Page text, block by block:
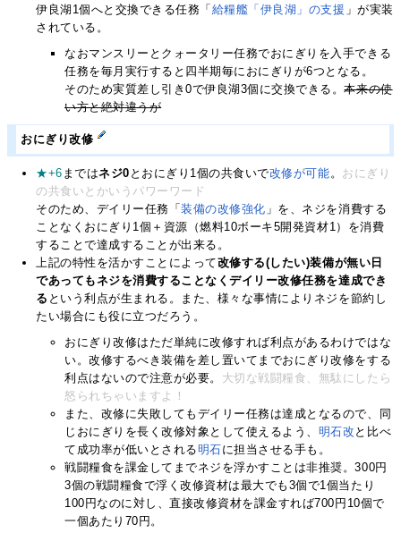
伊良湖1個へと交換できる任務「 給糧艦「伊良湖」の支援 」が実装
されている。
なおマンスリーとクォータリー任務でおにぎりを入手できる
任務を毎月実行すると四半期毎におにぎりが6つとなる。
そのため実質差し引き0で伊良湖3個に交換できる。本来の使
い方と絶対違うが
おにぎり改修
★+6 まではネジ0 とおにぎり1個の共食いで改修が可能 。
おにぎり
の共食いとかいうパワーワード
そのため、デイリー任務「装備の改修強化 」を、ネジを消費する
ことなくおにぎり1個＋資源（燃料10ボーキ5開発資材1）を消費
することで達成することが出来る。
上記の特性を活かすことによって改修する(したい)装備が無い日
であってもネジを消費することなくデイリー改修任務を達成でき
る という利点が生まれる。また、様々な事情によりネジを節約し
たい場合にも役に立つだろう。
おにぎり改修はただ単純に改修すれば利点があるわけではな
い。改修するべき装備を差し置いてまでおにぎり改修をする
利点はないので注意が必要。 大切な戦闘糧食、無駄にしたら
怒られちゃいますよ！
また、改修に失敗してもデイリー任務は達成となるので、同
じおにぎりを長く改修対象として使えるよう、 明石改 と比べ
て成功率が低いとされる 明石に担当させる手も。
戦闘糧食を課金してまでネジを浮かすことは非推奨。300円
3個の戦闘糧食で浮く改修資材は最大でも3個で1個当たり
100円なのに対し、直接改修資材を課金すれば700円10個で
一個あたり70円。